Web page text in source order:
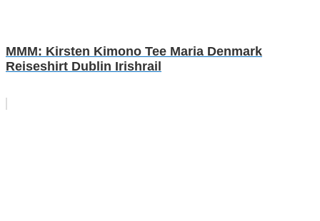
MMM: Kirsten Kimono Tee Maria Denmark
Reiseshirt Dublin Irishrail